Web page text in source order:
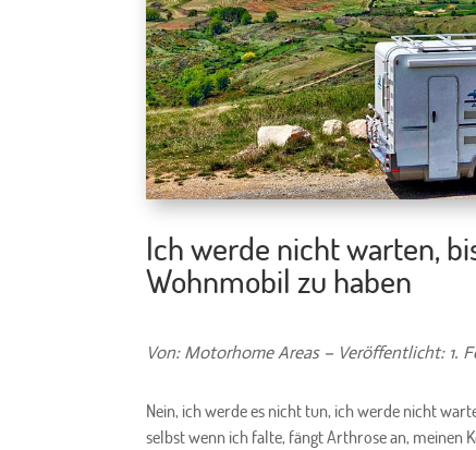
Ich werde nicht warten,
Wohnmobil zu haben
Von: Motorhome Areas – Veröffentlicht: 1.
Nein, ich werde es nicht tun, ich werde nicht
selbst wenn ich falte, fängt Arthrose an, meinen